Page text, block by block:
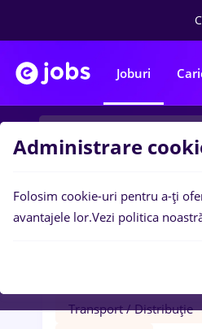
Joburi
Filtre
Transport / Distribuție
Administrare
Folosim cookie-uri pentru a-ți
avantajele lor.Vezi politica